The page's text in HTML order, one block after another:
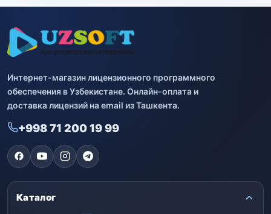
Интернет-магазин лицензионного программного
обеспечения в Узбекистане. Онлайн-оплата и
доставка лицензий на email из Ташкента.
+998 71 200 19 99
Каталог